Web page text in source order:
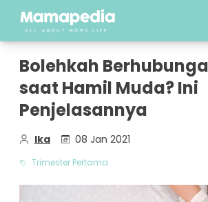
Bolehkah
saat Hamil Muda? Ini
Penjelasannya
Ika 08 Jan 2021
Trimester Pertama